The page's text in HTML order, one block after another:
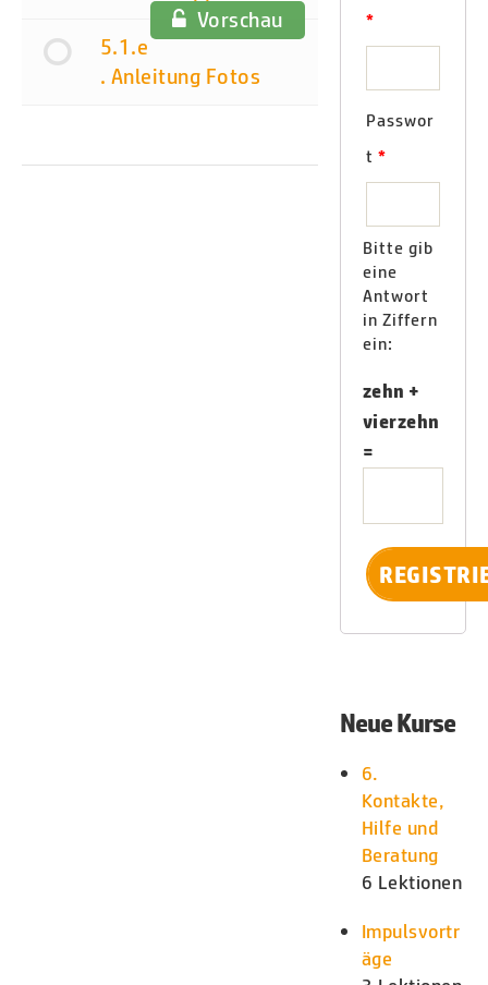
Vorschau
5.1.e
. Anleitung Fotos
*
Passwor
t *
Bitte gib
eine
Antwort
in Ziffern
ein:
zehn +
vierzehn
=
Neue Kurse
6.
Kontakte,
Hilfe und
Beratung
6 Lektionen
Impulsvortr
äge